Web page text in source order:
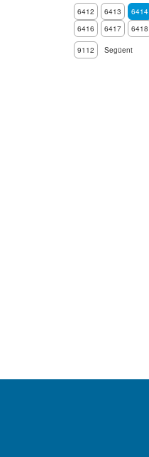
6412
6413 6414
6416
6417 6418
9112
Següent